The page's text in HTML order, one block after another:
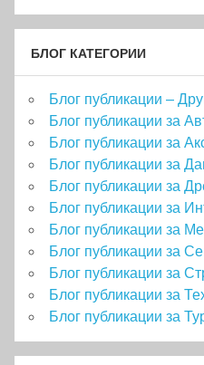
БЛОГ КАТЕГОРИИ
Блог публикации –
Блог публикации за
Блог публикации за
Блог публикации за
Блог публикации за
Блог публикации за
Блог публикации за
Блог публикации за
Блог публикации за
Блог публикации за
Блог публикации за